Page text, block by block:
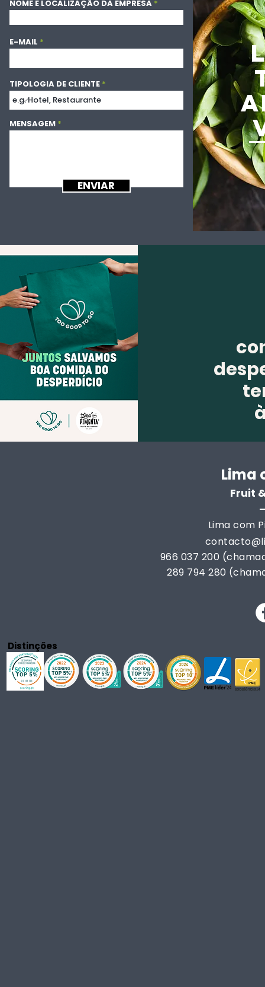
NOME E LOCALIZAÇÃO DA EMPRESA
E-MAIL
TIPOLOGIA DE CLIENTE
MENSAGEM
ENVIAR
Lima
Fruit
Lima com
966 037 200
289 794 280
Distinções